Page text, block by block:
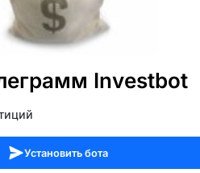
Investbot
Установить бота